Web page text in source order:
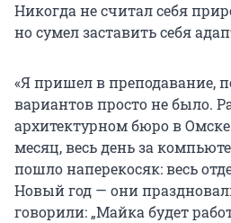
Никогда не считал себя
но сумел заставить себя
«Я пришел в преподавание,
вариантов просто не было.
архитектурном бюро в Омске
месяц, весь день за
пошло наперекосяк: весь
Новый год — они
говорили: „Майка будет